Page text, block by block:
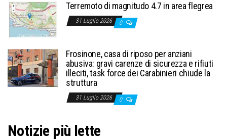
Terremoto di magnitudo 4.7 in area flegrea
31 Luglio 2026 0
Frosinone, casa di riposo per anziani
abusiva: gravi carenze di sicurezza e rifiuti
illeciti, task force dei Carabinieri chiude la
struttura
31 Luglio 2026 0
Notizie più lette